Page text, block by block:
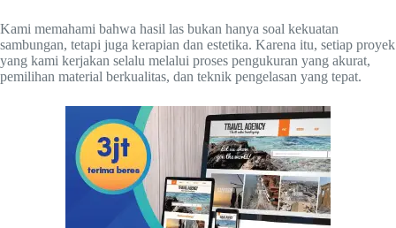
Kami memahami bahwa hasil las bukan hanya soal kekuatan
sambungan, tetapi juga kerapian dan estetika. Karena itu, setiap proyek
yang kami kerjakan selalu melalui proses pengukuran yang akurat,
pemilihan material berkualitas, dan teknik pengelasan yang tepat.